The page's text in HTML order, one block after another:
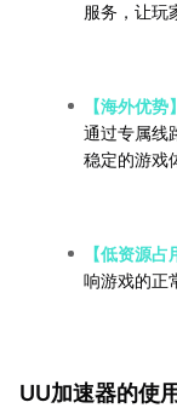
服务，让玩
【海外优势】
通过专属线
稳定的游戏
【低资源占
响游戏的正
UU加速器的使